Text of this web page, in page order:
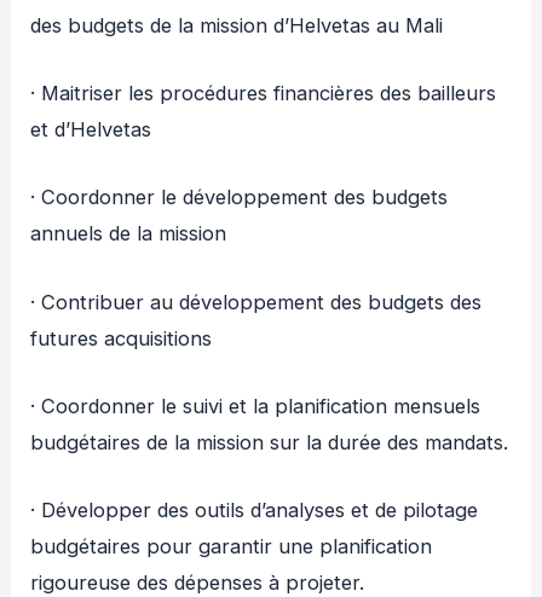
des budgets de la mission d’Helvetas au Mali
· Maitriser les procédures financières des bailleurs
et d’Helvetas
· Coordonner le développement des budgets
annuels de la mission
· Contribuer au développement des budgets des
futures acquisitions
· Coordonner le suivi et la planification mensuels
budgétaires de la mission sur la durée des mandats.
· Développer des outils d’analyses et de pilotage
budgétaires pour garantir une planification
rigoureuse des dépenses à projeter.